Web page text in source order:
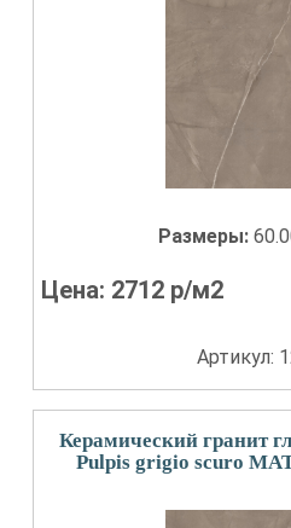
Размеры:
Цена: 2712 р/м2
Артикул:
Керамический гранит
Pulpis grigio scuro